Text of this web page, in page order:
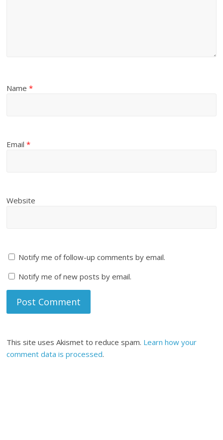
Name*
Email*
Website
Notify me of follow-up comments by email.
Notify me of new posts by email.
This site uses Akismet to reduce spam. Learn how your
comment data is processed.